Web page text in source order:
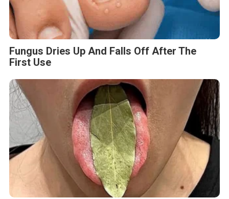
Fungus Dries Up And Falls Off After The
First Use